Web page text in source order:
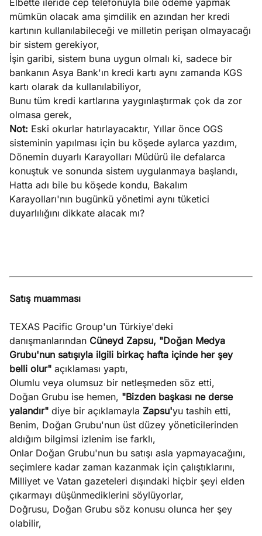
Elbette ileride cep telefonuyla bile ödeme yapmak
mümkün olacak ama şimdilik en azından her kredi
kartının kullanılabileceği ve milletin perişan olmayacağı
bir sistem gerekiyor,
İşin garibi, sistem buna uygun olmalı ki, sadece bir
bankanın Asya Bank'ın kredi kartı aynı zamanda KGS
kartı olarak da kullanılabiliyor,
Bunu tüm kredi kartlarına yaygınlaştırmak çok da zor
olmasa gerek,
Not: Eski okurlar hatırlayacaktır, Yıllar önce OGS
sisteminin yapılması için bu köşede aylarca yazdım,
Dönemin duyarlı Karayolları Müdürü ile defalarca
konuştuk ve sonunda sistem uygulanmaya başlandı,
Hatta adı bile bu köşede kondu, Bakalım
Karayolları'nın bugünkü yönetimi aynı tüketici
duyarlılığını dikkate alacak mı?
Satış muamması
TEXAS Pacific Group'un Türkiye'deki
danışmanlarından Cüneyd Zapsu, "Doğan Medya
Grubu'nun satışıyla ilgili birkaç hafta içinde her şey
belli olur" açıklaması yaptı,
Olumlu veya olumsuz bir netleşmeden söz etti,
Doğan Grubu ise hemen, "Bizden başkası ne derse
yalandır" diye bir açıklamayla Zapsu'yu tashih etti,
Benim, Doğan Grubu'nun üst düzey yöneticilerinden
aldığım bilgimsi izlenim ise farklı,
Onlar Doğan Grubu'nun bu satışı asla yapmayacağını,
seçimlere kadar zaman kazanmak için çalıştıklarını,
Milliyet ve Vatan gazeteleri dışındaki hiçbir şeyi elden
çıkarmayı düşünmediklerini söylüyorlar,
Doğrusu, Doğan Grubu söz konusu olunca her şey
olabilir,